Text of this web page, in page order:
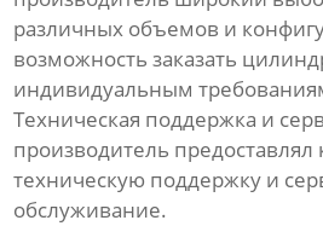
различных объемов и
возможность заказать
индивидуальным
Техническая поддержка и
производитель предоставлял
техническую поддержку и
обслуживание.